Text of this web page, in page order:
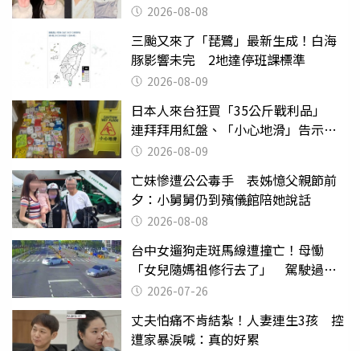
2026-08-08
三颱又來了「琵鷺」最新生成！白海
豚影響未完 2地達停班課標準
2026-08-09
日本人來台狂買「35公斤戰利品」
連拜拜用紅盤、「小心地滑」告示牌
也帶回家
2026-08-09
亡妹慘遭公公毒手 表姊憶父親節前
夕：小舅舅仍到殯儀館陪她說話
2026-08-08
台中女遛狗走斑馬線遭撞亡！母慟
「女兒隨媽祖修行去了」 駕駛過失
致死判9月
2026-07-26
丈夫怕痛不肯結紮！人妻連生3孩 控
遭家暴淚喊：真的好累